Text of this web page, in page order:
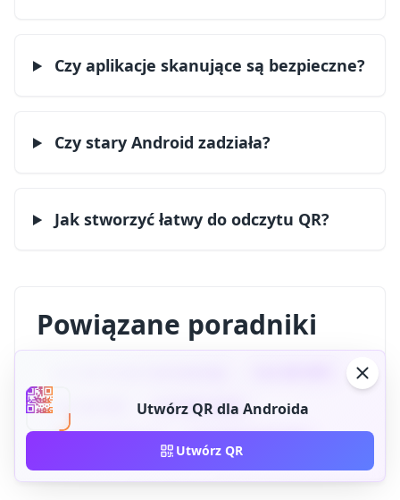
Czy aplikacje skanujące są bezpieczne?
Czy stary Android zadziała?
Jak stworzyć łatwy do odczytu QR?
Powiązane poradniki
kod QR PDF
kod QR vCard
Utwórz QR dla Androida
Utwórz QR